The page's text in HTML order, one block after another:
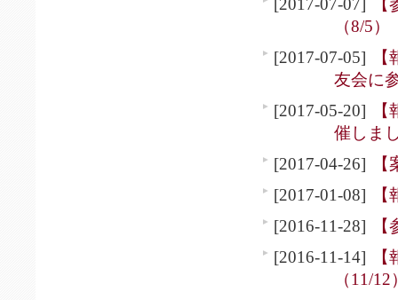
[2017-07-07]
（8/5）
[2017-07-05]
友会に
[2017-05-20]
催しま
[2017-04-26]
[2017-01-08]
[2016-11-28]
[2016-11-14]
（11/12